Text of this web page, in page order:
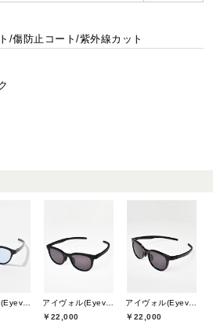
/傷防止コート/紫外線カット
￥22,000
￥22,000